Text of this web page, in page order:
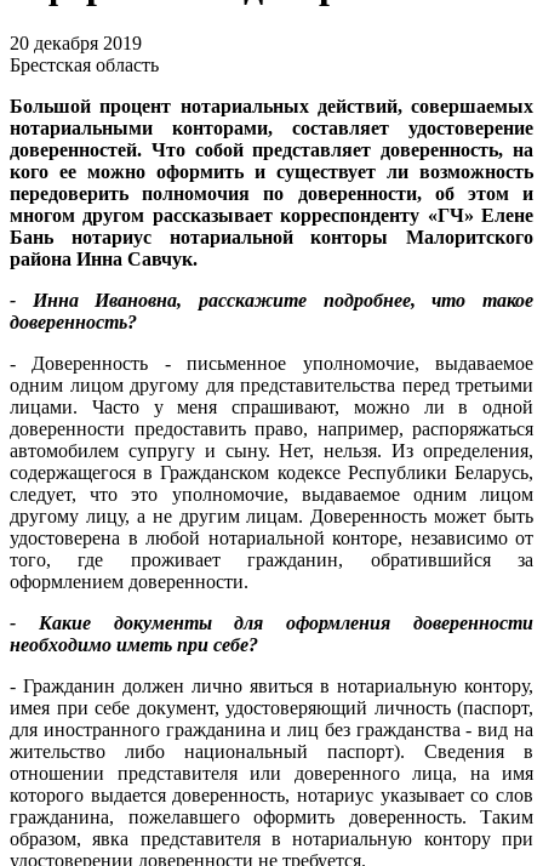
20 декабря 2019
Брестская область
Большой процент нотариальных действий, совершаемых
нотариальными конторами, составляет удостоверение
доверенностей. Что собой представляет доверенность, на
кого ее можно оформить и существует ли возможность
передоверить полномочия по доверенности, об этом и
многом другом рассказывает корреспонденту «ГЧ» Елене
Бань нотариус нотариальной конторы Малоритского
района Инна Савчук.
- Инна Ивановна, расскажите подробнее, что такое
доверенность?
- Доверенность - письменное уполномочие, выдаваемое
одним лицом другому для представительства перед третьими
лицами. Часто у меня спрашивают, можно ли в одной
доверенности предоставить право, например, распоряжаться
автомобилем супругу и сыну. Нет, нельзя. Из определения,
содержащегося в Гражданском кодексе Республики Беларусь,
следует, что это уполномочие, выдаваемое одним лицом
другому лицу, а не другим лицам. Доверенность может быть
удостоверена в любой нотариальной конторе, независимо от
того, где проживает гражданин, обратившийся за
оформлением доверенности.
- Какие документы для оформления доверенности
необходимо иметь при себе?
- Гражданин должен лично явиться в нотариальную контору,
имея при себе документ, удостоверяющий личность (паспорт,
для иностранного гражданина и лиц без гражданства - вид на
жительство либо национальный паспорт). Сведения в
отношении представителя или доверенного лица, на имя
которого выдается доверенность, нотариус указывает со слов
гражданина, пожелавшего оформить доверенность. Таким
образом, явка представителя в нотариальную контору при
удостоверении доверенности не требуется.